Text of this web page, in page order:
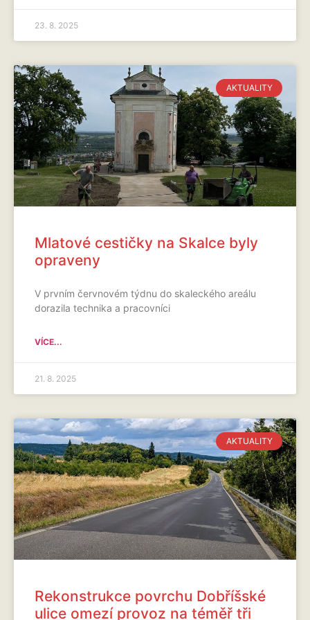
23. 8. 2025
AKTUALITY
Mlatové cestičky na Skalce byly
opraveny
V prvním červnovém týdnu do skaleckého areálu
dorazila technika a pracovníci
VÍCE...
21. 8. 2025
AKTUALITY
Rekonstrukce povrchu Dobříšské
ulice omezí provoz na téměř tři